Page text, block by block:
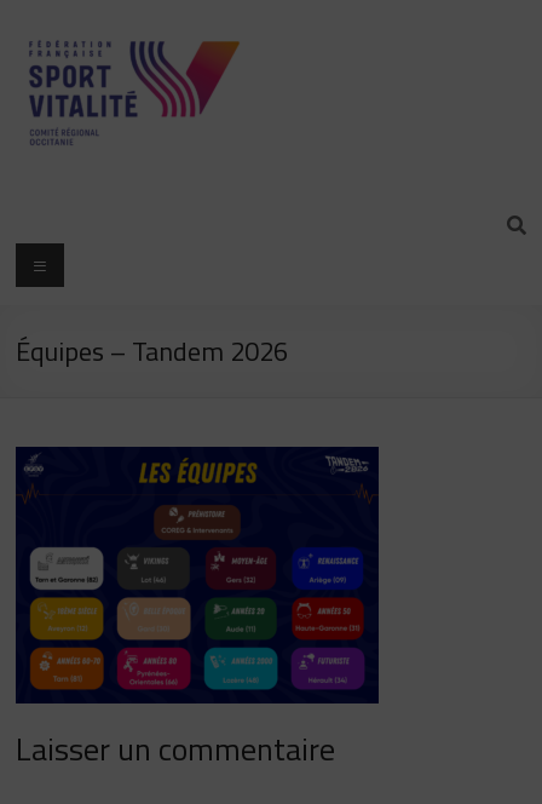
Équipes – Tandem 2026
Laisser un commentaire